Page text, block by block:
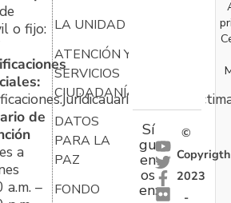
o fijo:
de
a
a.m. –
LA UNIDAD
ATENCIÓN Y
SERVICIOS
CIUDADANÍA
DATOS
PARA LA
PAZ
FONDO
Sí
gu
en
os
en:
©
Copyrigth
2023
-